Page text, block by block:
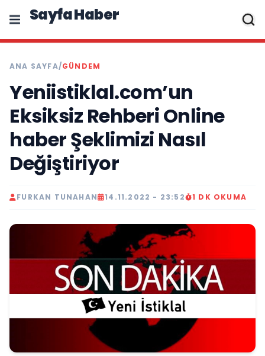
Sayfa Haber
ANA SAYFA/GÜNDEM
Yeniistiklal.com’un
Eksiksiz Rehberi Online
haber Şeklimizi Nasıl
Değiştiriyor
FURKAN TUNAHAN 14.11.2022 - 23:52 1 DK OKUMA